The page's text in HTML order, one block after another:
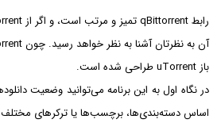
باز uTorrent طراحی شده است.
در نگاه اول به این برنامه می‌توانید وضعیت
اساس دسته‌بندی‌ها، برچسب‌ها یا ترکرهای مختلف